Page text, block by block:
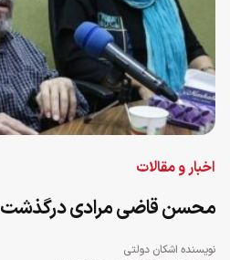
اخبار و مقالات
محسن قاضی مرادی درگذشت
نویسنده اشکان دولتی